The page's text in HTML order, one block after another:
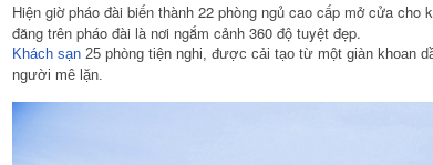
Hiện giờ pháo đài biến thành 22 phòng ngủ cao cấp mở cửa cho
đăng trên pháo đài là nơi ngắm cảnh 360 độ tuyệt đẹp.
Khách sạn 25 phòng tiện nghi, được cải tạo từ một giàn khoan
người mê lặn.